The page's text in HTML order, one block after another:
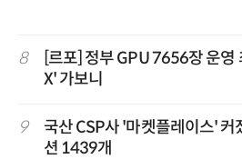
8
[르포] 정부 GPU 7656장 운
X' 가보니
9
국산 CSP사 '마켓플레이스'
션 1439개